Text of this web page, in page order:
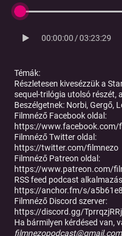
00:00:00/03:23:29
Témák:
Részletesen kivesézzük a
sequel-trilógia utolsó részét,
Beszélgetnek: Norbi, Gergő,
Filmnéző Facebook oldal:
https://www.facebook.com/
Filmnéző Twitter oldal:
https://twitter.com/filmnezo
Filmnéző Patreon oldal:
https://www.patreon.com/
RSS feed podcast
https://anchor.fm/s/
Filmnéző Discord szerver:
https://discord.gg/TprrqzjRRj
Ha bármilyen kérdésed van,
filmnezopodcast@gmail.com